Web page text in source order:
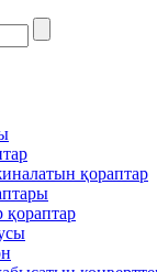
қораптар
қораптар